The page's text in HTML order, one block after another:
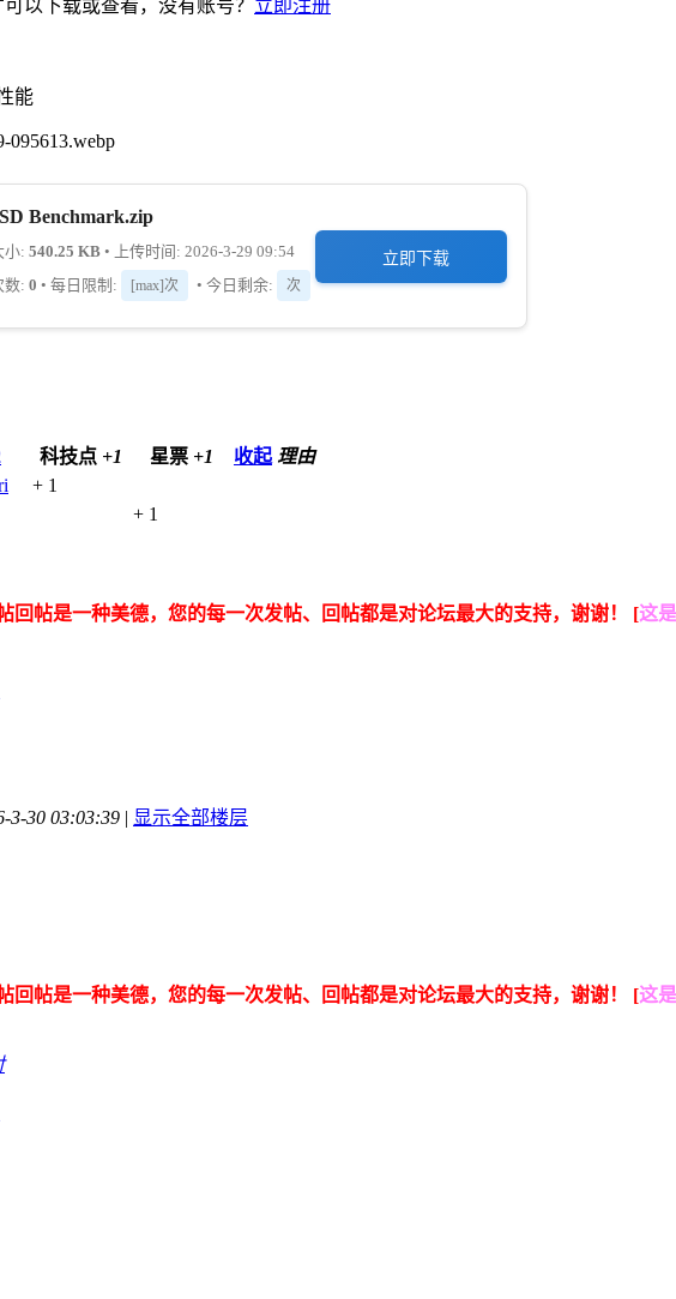
可以下载或查看，没有账号？ 立即注册
能
Benchmark.zip
小: 540.25 KB • 上传时间: 2026-3-29 09:54
数: 0 • 每日限制: [max]次 • 今日剩余: 次
立即下载
科技点 +1 星票 +1 收起 理由
+ 1
+ 1
回帖是一种美德，您的每一次发帖、回帖都是对论坛最大的支持，谢谢！ [这
3-30 03:03:39 | 显示全部楼层
回帖是一种美德，您的每一次发帖、回帖都是对论坛最大的支持，谢谢！ [这